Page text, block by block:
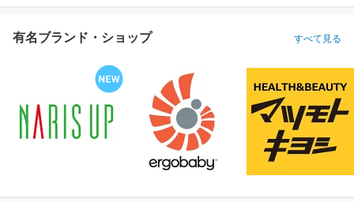
有名ブランド・ショップ すべて見る